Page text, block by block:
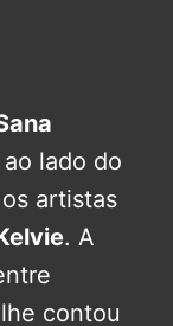
ao lado do
artistas
. A
contou